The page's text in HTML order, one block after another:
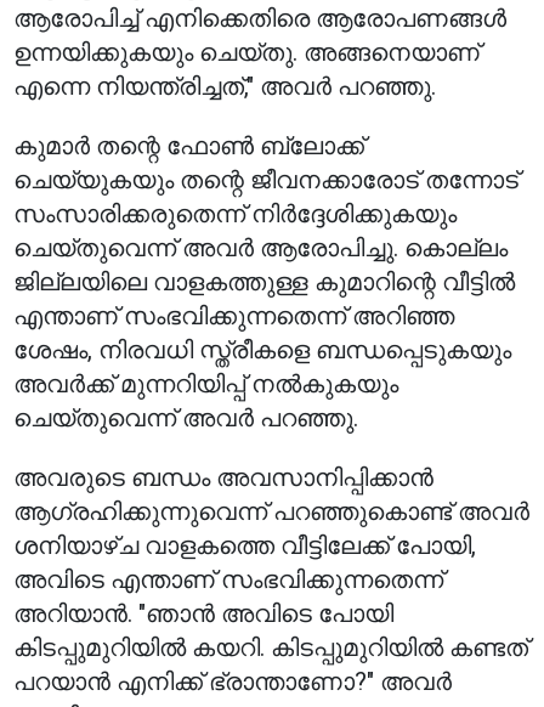
ആരോപിച്ച് എനിക്കെതിരെ ആരോപണങ്ങൾ
ഉന്നയിക്കുകയും ചെയ്തു. അങ്ങനെയാണ്
എന്നെ നിയന്ത്രിച്ചത്," അവർ പറഞ്ഞു.
കുമാർ തന്റെ ഫോൺ ബ്ലോക്ക്
ചെയ്യുകയും തന്റെ ജീവനക്കാരോട് തന്നോട്
സംസാരിക്കരുതെന്ന് നിർദ്ദേശിക്കുകയും
ചെയ്തുവെന്ന് അവർ ആരോപിച്ചു. കൊല്ലം
ജില്ലയിലെ വാളകത്തുള്ള കുമാറിന്റെ വീട്ടിൽ
എന്താണ് സംഭവിക്കുന്നതെന്ന് അറിഞ്ഞ
ശേഷം, നിരവധി സ്ത്രീകളെ ബന്ധപ്പെടുകയും
അവർക്ക് മുന്നറിയിപ്പ് നൽകുകയും
ചെയ്തുവെന്ന് അവർ പറഞ്ഞു.
അവരുടെ ബന്ധം അവസാനിപ്പിക്കാൻ
ആഗ്രഹിക്കുന്നുവെന്ന് പറഞ്ഞുകൊണ്ട് അവർ
ശനിയാഴ്ച വാളകത്തെ വീട്ടിലേക്ക് പോയി,
അവിടെ എന്താണ് സംഭവിക്കുന്നതെന്ന്
അറിയാൻ. "ഞാൻ അവിടെ പോയി
കിടപ്പുമുറിയിൽ കയറി. കിടപ്പുമുറിയിൽ കണ്ടത്
പറയാൻ എനിക്ക് ഭ്രാന്താണോ?" അവർ